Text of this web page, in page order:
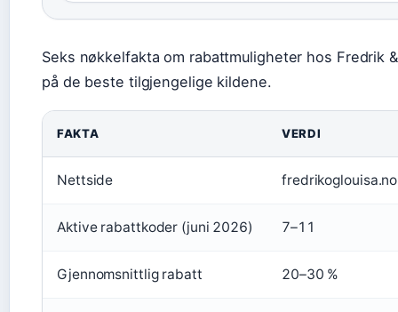
Seks nøkkelfakta om rabattmuligheter hos Fredrik
på de beste tilgjengelige kildene.
FAKTA VERDI
Nettside fredrikoglouisa.no
Aktive rabattkoder (juni 2026) 7–11
Gjennomsnittlig rabatt 20–30 %